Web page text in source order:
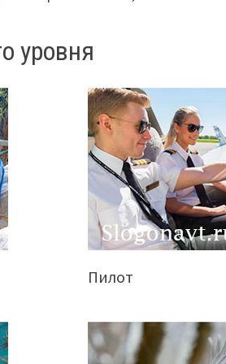
уровня
Пилот